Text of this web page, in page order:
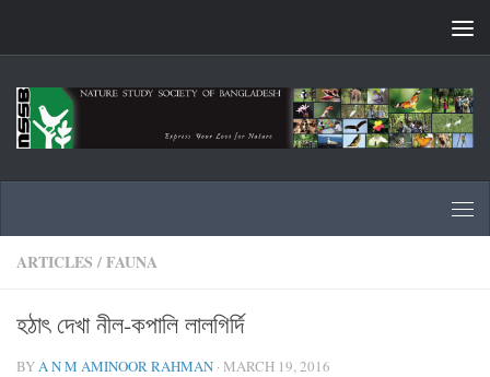
ARTICLES /FAUNA
হঠাৎ দেখা নীল-কপালি লালগির্দি
BYA N M AMINOOR RAHMAN · MARCH 19, 2016